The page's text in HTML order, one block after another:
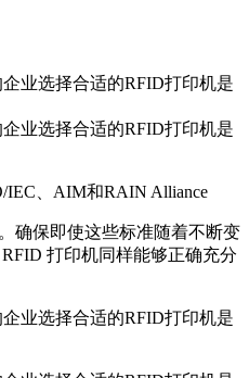
IEC、AIM和RAIN Alliance
确保即使这些标准随着不断变
打印机同样能够正确充分